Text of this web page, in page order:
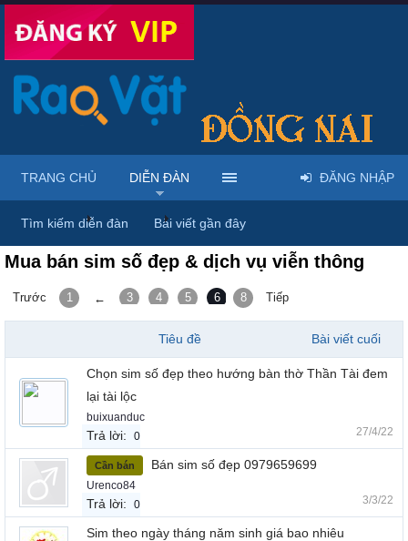
Trang chủ Diễn đàn Điện thoại - Máy tính bảng
Mua bán sim số đẹp & dịch vụ viễn thông
Trước 1 ← 3 4 5 6 7
8 Tiếp
Tiêu đề Bài viết cuối
Chọn sim số đẹp theo hướng bàn thờ Thần Tài đem
lại tài lộc
buixuanduc
Trả lời: 0 27/4/22
Cần bán Bán sim số đẹp 0979659699
Urenco84
Trả lời: 0 3/3/22
Sim theo ngày tháng năm sinh giá bao nhiêu
TRANG CHỦ DIỄN ĐÀN
Tìm kiếm diễn đàn Bài viết gần đây
ĐĂNG NHẬP